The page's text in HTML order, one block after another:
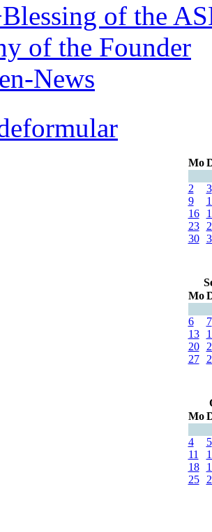
of the
of the Founder
News
Mo
2
3
9
16
23
30
Mo
6
7
13
20
27
Mo
4
5
11
18
25